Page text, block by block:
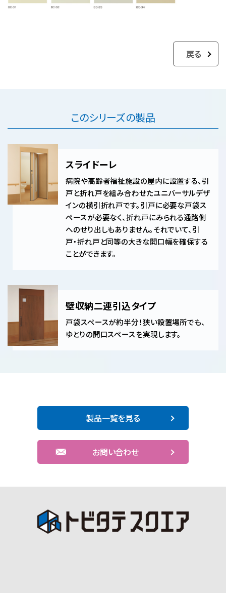
戻る
このシリーズの製品
スライドーレ
病院や高齢者福祉施設の屋内に設置する、引
戸と折れ戸を組み合わせたユニバーサルデザ
インの横引折れ戸です。引戸に必要な戸袋ス
ペースが必要なく、折れ戸にみられる通路側
へのせり出しもありません。それでいて、引
戸・折れ戸と同等の大きな開口幅を確保する
ことができます。
壁収納二連引込タイプ
戸袋スペースが約半分！狭い設置場所でも、
ゆとりの開口スペースを実現します。
製品一覧を見る
お問い合わせ